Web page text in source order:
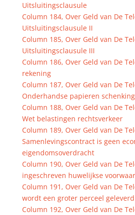
Uitsluitingsclausule
Column 184, Over Geld van De
Uitsluitingsclausule II
Column 185, Over Geld van De
Uitsluitingsclausule III
Column 186, Over Geld van De
rekening
Column 187, Over Geld van De
Onderhandse papieren schenking
Column 188, Over Geld van De
Wet belastingen rechtsverkeer
Column 189, Over Geld van De
Samenlevingscontract is geen
eigendomsoverdracht
Column 190, Over Geld van De
ingeschreven huwelijkse
Column 191, Over Geld van De
wordt een groter perceel
Column 192, Over Geld van De